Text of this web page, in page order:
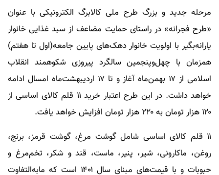
مرحله جدید و بزرگ طرح ملی کالابرگ الکترونیکی با عنوان
«طرح فجرانه» در راستای حمایت مضاعف از سبد غذایی خانوار
یارانه‌بگیر با اولویت خانوار دهک‌های پایین جامعه(اول تا هفتم)
همزمان با چهل‌وپنجمین سالگرد پیروزی شکوهمند انقلاب
اسلامی از ۱۷ بهمن‌ماه آغاز و تا ۱۷ اردیبهشت‌ماه امسال ادامه
خواهد داشت. در این طرح اعتبار خرید ۱۱ قلم کالای اساسی از
۱۲۰ هزار تومان به ۲۲۰ هزار تومان افزایش خواهد یافت.
۱۱ قلم کالای اساسی شامل گوشت مرغ، گوشت قرمز، برنج،
روغن، ماکارونی، شیر، پنیر، ماست، قند و شکر، تخم‌مرغ و
حبوبات و با قیمت‌های مبنای سال ۱۴۰۱ است که مابه‌التفاوت